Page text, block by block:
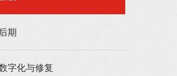
后期
字化与修复